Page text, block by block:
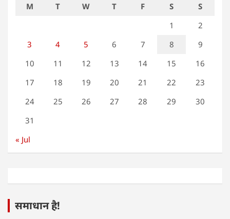
M
T W T F S
S
1
2
3
4 5 6 7 8
9
10
11 12 13 14 15
16
17
18 19 20 21 22
23
24
25 26 27 28 29
30
31
« Jul
समाधान है!